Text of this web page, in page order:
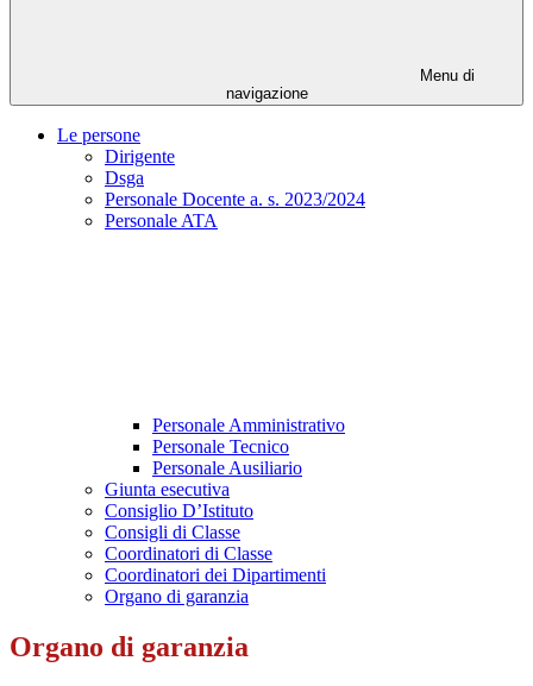
Menu di
navigazione
Le persone
Dirigente
Dsga
Personale Docente a. s. 2023/2024
Personale ATA
Personale Amministrativo
Personale Tecnico
Personale Ausiliario
Giunta esecutiva
Consiglio D’Istituto
Consigli di Classe
Coordinatori di Classe
Coordinatori dei Dipartimenti
Organo di garanzia
Organo di garanzia